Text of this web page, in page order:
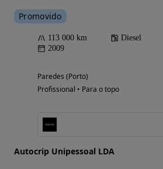
Promovido
113 000 km Diesel
2009
Paredes (Porto)
Profissional • Para o topo
Autocrip Unipessoal LDA